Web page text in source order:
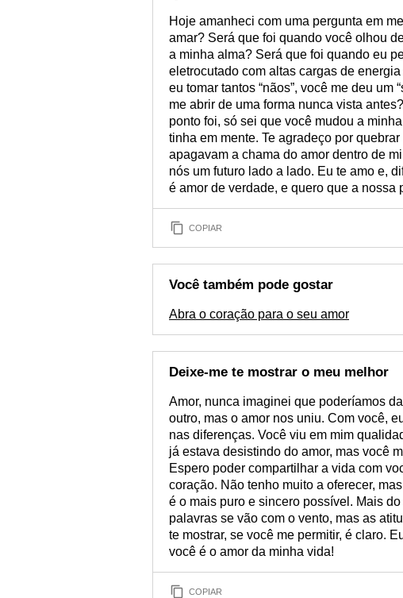
Hoje amanheci com uma pergunta em
amar? Será que foi quando você olhou
a minha alma? Será que foi quando eu
eletrocutado com altas cargas de
eu tomar tantos “nãos”, você me deu um
me abrir de uma forma nunca vista
ponto foi, só sei que você mudou a
tinha em mente. Te agradeço por
apagavam a chama do amor dentro de
nós um futuro lado a lado. Eu te amo e,
é amor de verdade, e quero que a nossa
COPIAR
Você também pode gostar
Abra o coração para o seu amor
Deixe-me te mostrar o meu melhor
Amor, nunca imaginei que poderíamos
outro, mas o amor nos uniu. Com você,
nas diferenças. Você viu em mim
já estava desistindo do amor, mas você
Espero poder compartilhar a vida com
coração. Não tenho muito a oferecer,
é o mais puro e sincero possível. Mais
palavras se vão com o vento, mas as
te mostrar, se você me permitir, é claro.
você é o amor da minha vida!
COPIAR